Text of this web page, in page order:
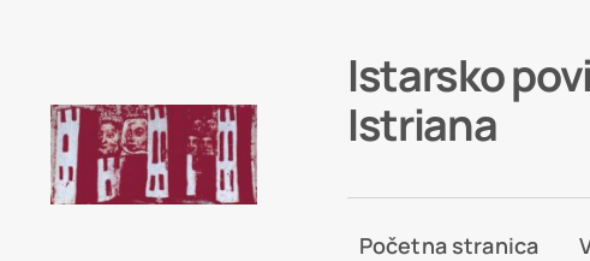
Istarsko
Istriana
Početna stranica